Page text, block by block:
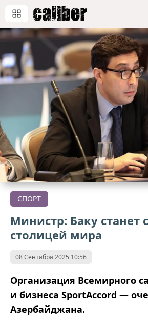
СПОРТ
Министр: Баку станет
столицей мира
08 Сентября 2025 10:56
Организация Всемирного
и бизнеса SportAccord —
Азербайджана.